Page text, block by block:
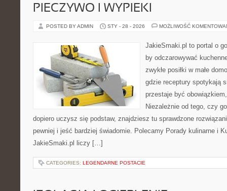
PIECZYWO I WYPIEKI
POSTED BY ADMIN STY - 28 - 2026 MOŻLIWOŚĆ
JakieSmaki.pl to portal o
by odczarowywać
zwykłe posiłki w małe
gdzie receptury spotykają
przestaje być
Niezależnie od tego, czy
dopiero uczysz się podstaw, znajdziesz tu sprawdzone
pewniej i jeść bardziej świadomie. Polecamy Porady kulinarne i
JakieSmaki.pl liczy […]
CATEGORIES: LEGENDARNE POSTACIE